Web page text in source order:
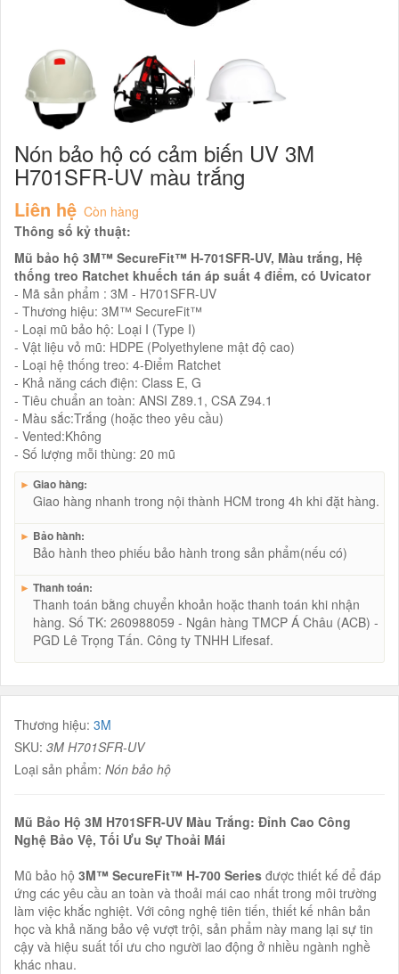
Nón bảo hộ có cảm biến UV 3M
H701SFR-UV màu trắng
Liên hệ Còn hàng
Thông số kỷ thuật:
Mũ bảo hộ 3M™ SecureFit™ H-701SFR-UV, Màu trắng, Hệ
thống treo Ratchet khuếch tán áp suất 4 điểm, có Uvicator
- Mã sản phẩm : 3M - H701SFR-UV
- Thương hiệu: 3M™ SecureFit™
- Loại mũ bảo hộ: Loại I (Type I)
- Vật liệu vỏ mũ: HDPE (Polyethylene mật độ cao)
- Loại hệ thống treo: 4-Điểm Ratchet
- Khả năng cách điện: Class E, G
- Tiêu chuẩn an toàn: ANSI Z89.1, CSA Z94.1
- Màu sắc:Trắng (hoặc theo yêu cầu)
- Vented:Không
- Số lượng mỗi thùng: 20 mũ
► Giao hàng:
Giao hàng nhanh trong nội thành HCM trong 4h khi đặt hàng.
► Bảo hành:
Bảo hành theo phiếu bảo hành trong sản phẩm(nếu có)
► Thanh toán:
Thanh toán bằng chuyển khoản hoặc thanh toán khi nhận
hàng. Số TK: 260988059 - Ngân hàng TMCP Á Châu (ACB) -
PGD Lê Trọng Tấn. Công ty TNHH Lifesaf.
Thương hiệu: 3M
SKU: 3M H701SFR-UV
Loại sản phẩm: Nón bảo hộ
Mũ Bảo Hộ 3M H701SFR-UV Màu Trắng: Đỉnh Cao Công
Nghệ Bảo Vệ, Tối Ưu Sự Thoải Mái
Mũ bảo hộ 3M™ SecureFit™ H-700 Series được thiết kế để đáp
ứng các yêu cầu an toàn và thoải mái cao nhất trong môi trường
làm việc khắc nghiệt. Với công nghệ tiên tiến, thiết kế nhân bản
học và khả năng bảo vệ vượt trội, sản phẩm này mang lại sự tin
cậy và hiệu suất tối ưu cho người lao động ở nhiều ngành nghề
khác nhau.